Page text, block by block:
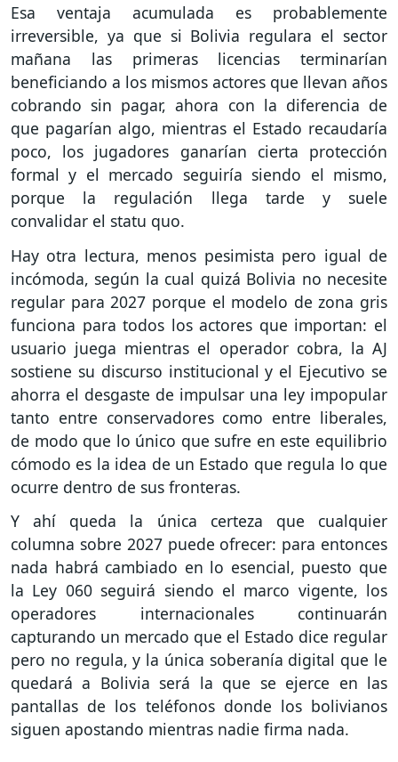
Esa ventaja acumulada es probablemente
irreversible, ya que si Bolivia regulara el sector
mañana las primeras licencias terminarían
beneficiando a los mismos actores que llevan años
cobrando sin pagar, ahora con la diferencia de
que pagarían algo, mientras el Estado recaudaría
poco, los jugadores ganarían cierta protección
formal y el mercado seguiría siendo el mismo,
porque la regulación llega tarde y suele
convalidar el statu quo.
Hay otra lectura, menos pesimista pero igual de
incómoda, según la cual quizá Bolivia no necesite
regular para 2027 porque el modelo de zona gris
funciona para todos los actores que importan: el
usuario juega mientras el operador cobra, la AJ
sostiene su discurso institucional y el Ejecutivo se
ahorra el desgaste de impulsar una ley impopular
tanto entre conservadores como entre liberales,
de modo que lo único que sufre en este equilibrio
cómodo es la idea de un Estado que regula lo que
ocurre dentro de sus fronteras.
Y ahí queda la única certeza que cualquier
columna sobre 2027 puede ofrecer: para entonces
nada habrá cambiado en lo esencial, puesto que
la Ley 060 seguirá siendo el marco vigente, los
operadores internacionales continuarán
capturando un mercado que el Estado dice regular
pero no regula, y la única soberanía digital que le
quedará a Bolivia será la que se ejerce en las
pantallas de los teléfonos donde los bolivianos
siguen apostando mientras nadie firma nada.